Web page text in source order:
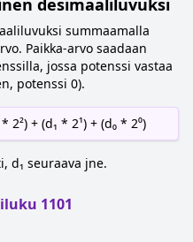
desimaaliluvuksi
summaamalla
Paikka-arvo saadaan
jossa potenssi vastaa
potenssi 0).
2²) + (d₁ * 2¹) + (d₀ * 2⁰)
d₁ seuraava jne.
1101